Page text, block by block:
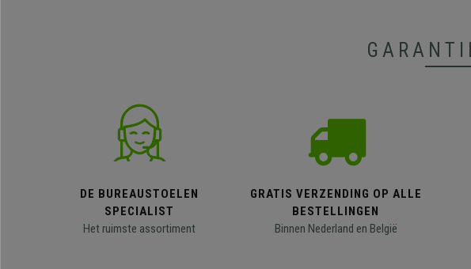
DE BUREAUSTOELEN
SPECIALIST
Het ruimste assortiment
GRATIS VERZENDING OP ALLE
BESTELLINGEN
Binnen Nederland en België